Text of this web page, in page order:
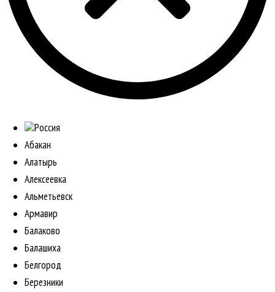
Россия
Абакан
Алатырь
Алексеевка
Альметьевск
Армавир
Балаково
Балашиха
Белгород
Березники